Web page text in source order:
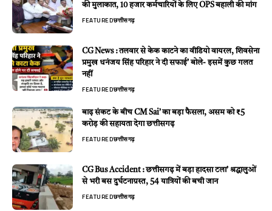
की मुलाकात, 10 हजार कर्मचारियों के लिए OPS बहाली की मांग
FEATUREDछत्तीसगढ़
CG News : तलवार से केक काटने का वीडियो वायरल, शिवसेना
प्रमुख धनंजय सिंह परिहार ने दी सफाई’ बोले- इसमें कुछ गलत
नहीं
FEATUREDछत्तीसगढ़
बाढ़ संकट के बीच CM Sai’ का बड़ा फैसला, असम को ₹5
करोड़ की सहायता देगा छत्तीसगढ़
FEATUREDछत्तीसगढ़
CG Bus Accident : छत्तीसगढ़ में बड़ा हादसा टला’ श्रद्धालुओं
से भरी बस दुर्घटनाग्रस्त, 54 यात्रियों की बची जान
FEATUREDछत्तीसगढ़